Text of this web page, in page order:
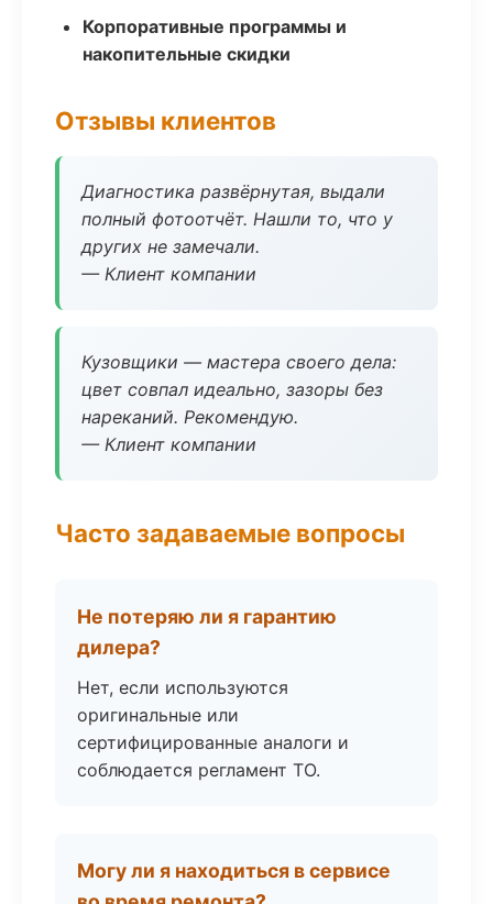
Корпоративные программы и
накопительные скидки
Отзывы клиентов
Диагностика развёрнутая, выдали
полный фотоотчёт. Нашли то, что у
других не замечали.
— Клиент компании
Кузовщики — мастера своего дела:
цвет совпал идеально, зазоры без
нареканий. Рекомендую.
— Клиент компании
Часто задаваемые вопросы
Не потеряю ли я гарантию
дилера?
Нет, если используются
оригинальные или
сертифицированные аналоги и
соблюдается регламент ТО.
Могу ли я находиться в сервисе